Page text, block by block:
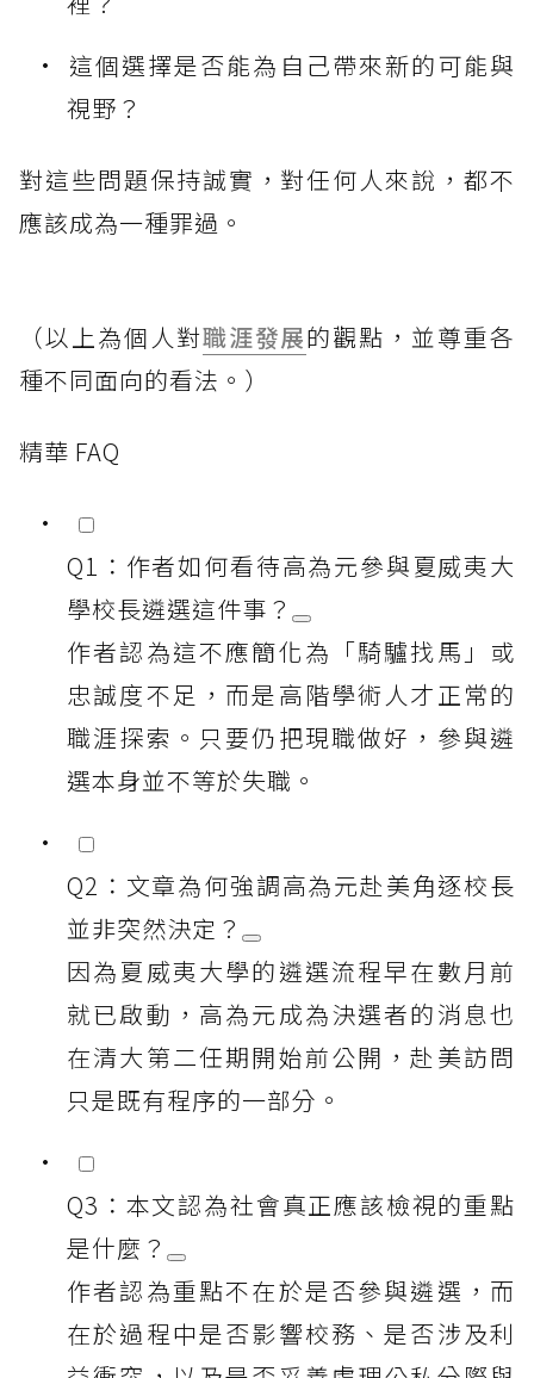
這個選擇是否能為自己帶來新的可能與
視野？
對這些問題保持誠實，對任何人來說，都不
應該成為一種罪過。
（以上為個人對職涯發展的觀點，並尊重各
種不同面向的看法。）
精華 FAQ
Q1：作者如何看待高為元參與夏威夷大
學校長遴選這件事？
作者認為這不應簡化為「騎驢找馬」或
忠誠度不足，而是高階學術人才正常的
職涯探索。只要仍把現職做好，參與遴
選本身並不等於失職。
Q2：文章為何強調高為元赴美角逐校長
並非突然決定？
因為夏威夷大學的遴選流程早在數月前
就已啟動，高為元成為決選者的消息也
在清大第二任期開始前公開，赴美訪問
只是既有程序的一部分。
Q3：本文認為社會真正應該檢視的重點
是什麼？
作者認為重點不在於是否參與遴選，而
在於過程中是否影響校務、是否涉及利